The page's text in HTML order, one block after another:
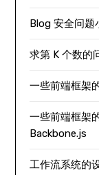
Blog 安全问题
求第 K 个数的
一些前端框架
一些前端框架
Backbone.js
工作流系统的